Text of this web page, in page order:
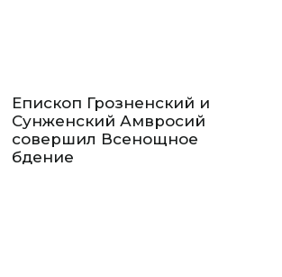
Епископ Грозненский и
Сунженский Амвросий
совершил Всенощное
бдение